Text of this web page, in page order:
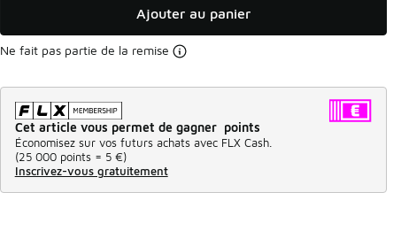
Ajouter au panier
Ne fait pas partie de la remise
Cet article vous permet de gagner points
Économisez sur vos futurs achats avec FLX Cash.
(25 000 points = 5 €)
Inscrivez-vous gratuitement